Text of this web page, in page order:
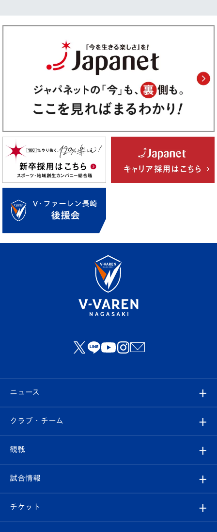
ニュース
すべて
クラブ
試合情報
クラブ・チーム
クラブ概要
エンブレム紹介
観戦
観戦ルール
はじめての観戦ガイド
試合情報
試合日程/結果
チケット